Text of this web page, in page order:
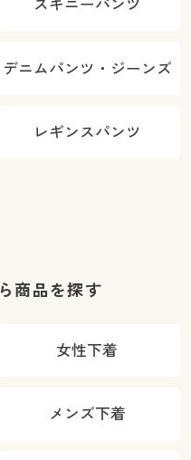
スキニーパンツ
デニムパンツ・ジーンズ
レギンスパンツ
商品を探す
女性下着
メンズ下着